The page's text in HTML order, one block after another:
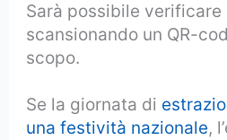
Sarà possibile
scansionando un QR-
scopo.
Se la giornata di
una festività nazionale,